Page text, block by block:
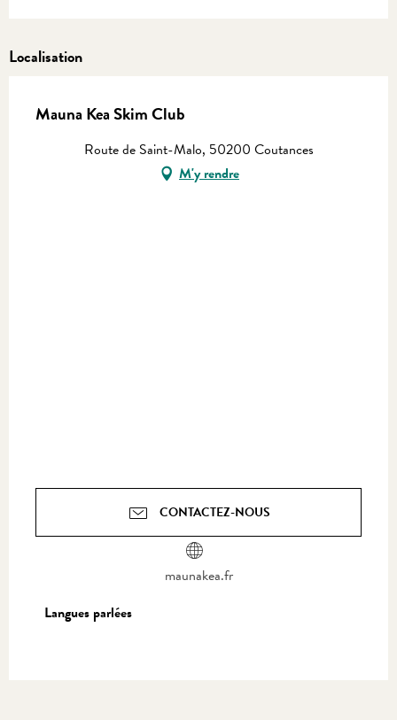
Localisation
Mauna Kea Skim Club
Route de Saint-Malo, 50200 Coutances
M'y rendre
CONTACTEZ-NOUS
maunakea.fr
Langues parlées
Langues parlées